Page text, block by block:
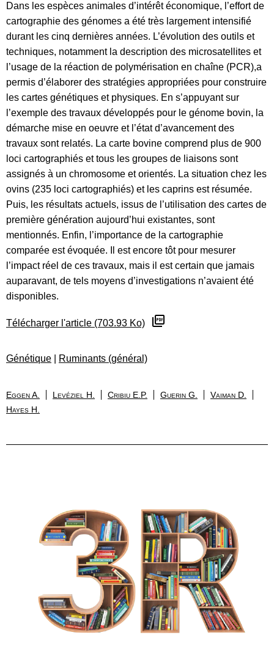
Dans les espèces animales d’intérêt économique, l’effort de
cartographie des génomes a été très largement intensifié
durant les cinq dernières années. L’évolution des outils et
techniques, notamment la description des microsatellites et
l’usage de la réaction de polymérisation en chaîne (PCR),a
permis d’élaborer des stratégies appropriées pour construire
les cartes génétiques et physiques. En s’appuyant sur
l’exemple des travaux développés pour le génome bovin, la
démarche mise en oeuvre et l’état d’avancement des
travaux sont relatés. La carte bovine comprend plus de 900
loci cartographiés et tous les groupes de liaisons sont
assignés à un chromosome et orientés. La situation chez les
ovins (235 loci cartographiés) et les caprins est résumée.
Puis, les résultats actuels, issus de l’utilisation des cartes de
première génération aujourd’hui existantes, sont
mentionnés. Enfin, l’importance de la cartographie
comparée est évoquée. Il est encore tôt pour mesurer
l’impact réel de ces travaux, mais il est certain que jamais
auparavant, de tels moyens d’investigations n’avaient été
disponibles.
Télécharger l'article (703.93 Ko)
Génétique Ruminants (général)
Eggen A. Levéziel H. Cribiu E.P. Guerin G.
Vaiman D.
Hayes H.